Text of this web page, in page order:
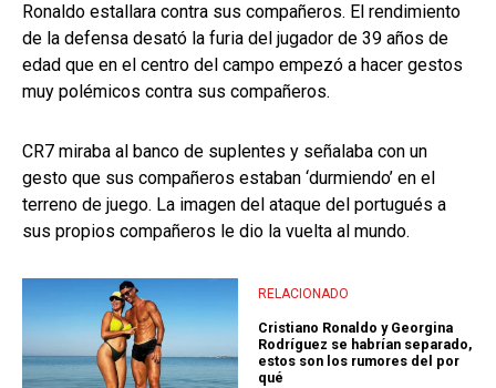
Ronaldo estallara contra sus compañeros. El rendimiento
de la defensa desató la furia del jugador de 39 años de
edad que en el centro del campo empezó a hacer gestos
muy polémicos contra sus compañeros.
CR7 miraba al banco de suplentes y señalaba con un
gesto que sus compañeros estaban ‘durmiendo’ en el
terreno de juego. La imagen del ataque del portugués a
sus propios compañeros le dio la vuelta al mundo.
RELACIONADO
Cristiano Ronaldo y Georgina
Rodríguez se habrían separado,
estos son los rumores del por
qué